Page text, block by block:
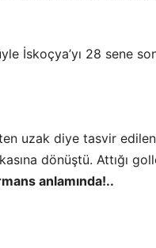
İskoçya’yı 28 sene
uzak diye tasvir edilen
dönüştü. Attığı
anlamında!..